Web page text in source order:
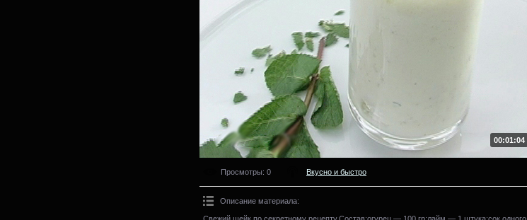
00:01:04
Просмотры: 0 Вкусно и быстро
Описание материала:
Свежий шейк по секретному рецепту.Состав:огурец — 100 гр;лайм — 1 штука;сок одного